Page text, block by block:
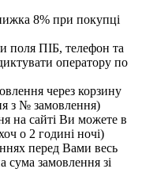
8% при покупці
поля ПІБ, телефон та
оператору по
через корзину
з № замовлення)
на сайті Ви можете в
о 2 годині ночі)
перед Вами весь
сума замовлення зі